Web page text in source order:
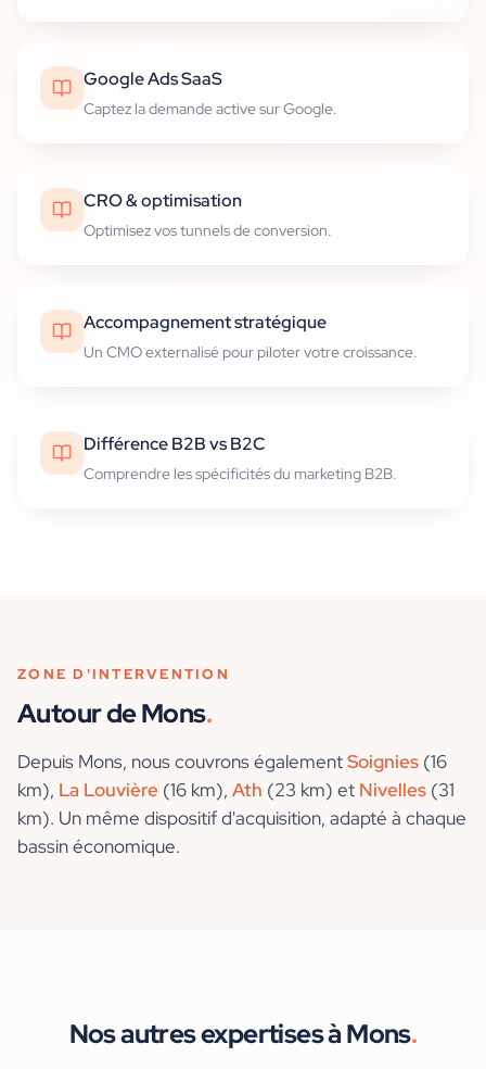
Google Ads SaaS
Captez la demande active sur Google.
CRO & optimisation
Optimisez vos tunnels de conversion.
Accompagnement stratégique
Un CMO externalisé pour piloter votre croissance.
Différence B2B vs B2C
Comprendre les spécificités du marketing B2B.
ZONE D'INTERVENTION
Autour deMons.
Depuis Mons, nous couvrons égalementSoignies (16
km), La Louvière (16 km), Ath (23 km) et Nivelles (31
km). Un même dispositif d'acquisition, adapté à chaque
bassin économique.
Nos autres expertises àMons.